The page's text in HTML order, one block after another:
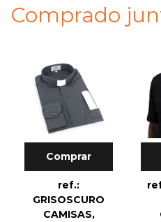
Comprado
Comprar
ref.:
GRISOSCURO
CAMISAS,